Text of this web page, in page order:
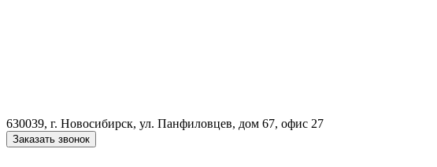
630039, г. Новосибирск, ул. Панфиловцев, дом 67, офис 27
Заказать звонок